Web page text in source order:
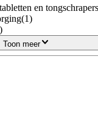
en tongschrapers
(1)
)
Toon meer